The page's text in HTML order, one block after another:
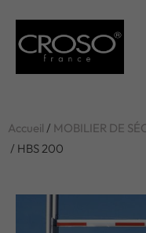
Accueil / MOBILIER DE
/ HBS 200